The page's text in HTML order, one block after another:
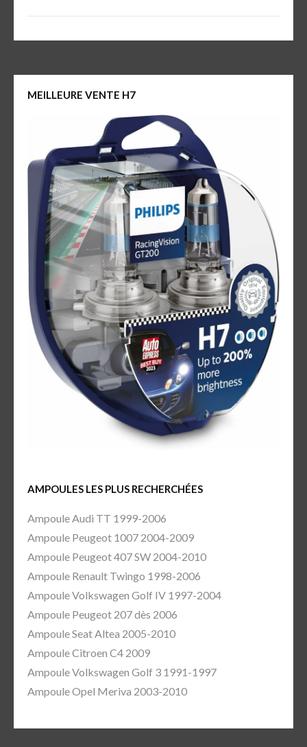
MEILLEURE VENTE H7
AMPOULES LES PLUS RECHERCHÉES
Ampoule Audi TT 1999-2006
Ampoule Peugeot 1007 2004-2009
Ampoule Peugeot 407 SW 2004-2010
Ampoule Renault Twingo 1998-2006
Ampoule Volkswagen Golf IV 1997-2004
Ampoule Peugeot 207 dès 2006
Ampoule Seat Altea 2005-2010
Ampoule Citroen C4 2009
Ampoule Volkswagen Golf 3 1991-1997
Ampoule Opel Meriva 2003-2010